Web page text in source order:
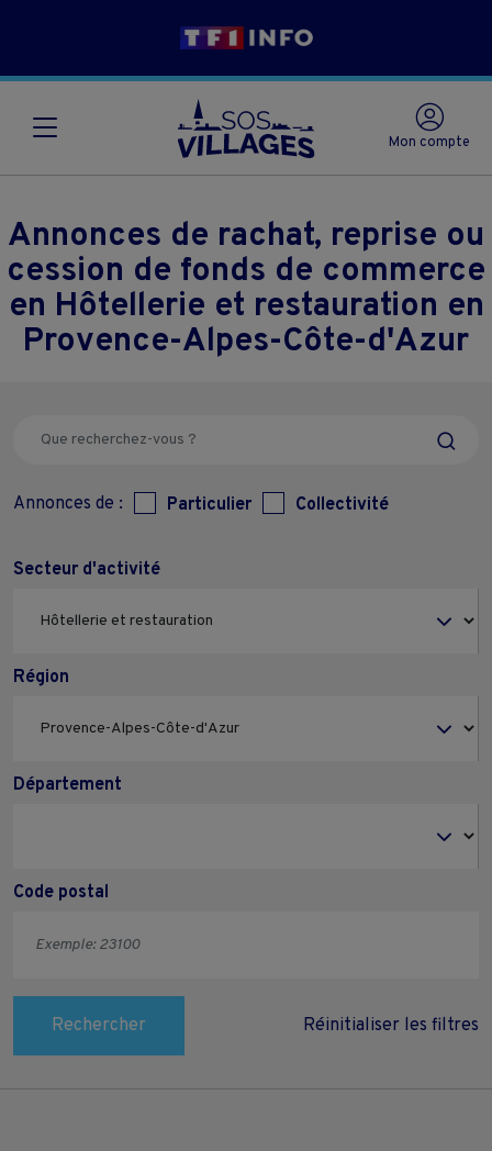
Mon compte
Annonces de rachat, reprise ou
cession de fonds de commerce
en Hôtellerie et restauration en
Provence-Alpes-Côte-d'Azur
Annonces de : Particulier Collectivité
Secteur d'activité
Région
Département
Code postal
Rechercher Réinitialiser les filtres